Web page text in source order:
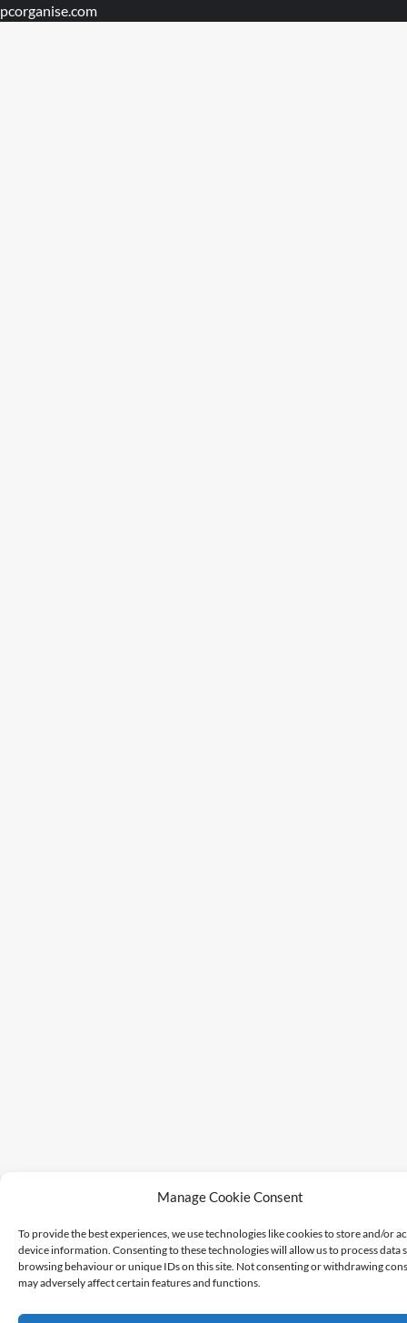
Manage Cookie Consent
To provide the best experiences, we use technologies like cookies to store and/or
device information. Consenting to these technologies will allow us to process data
browsing behaviour or unique IDs on this site. Not consenting or withdrawing
may adversely affect certain features and functions.
pcorganise.com